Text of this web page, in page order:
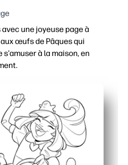
une joyeuse page à
œufs de Pâques qui
à la maison, en
et à emporter : il vous suffit de
de la motricité fine et la
âges : les formes audacieuses
où : idéal pour les centres,